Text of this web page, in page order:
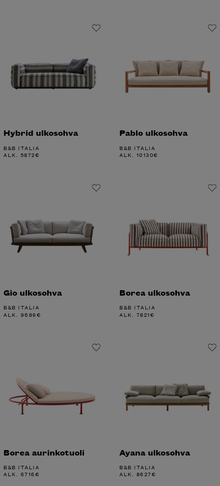
Hybrid ulkosohva
B&B ITALIA
ALK. 5872€
Pablo ulkosohva
B&B ITALIA
ALK. 10130€
Gio ulkosohva
B&B ITALIA
ALK. 9689€
Borea ulkosohva
B&B ITALIA
ALK. 7821€
Borea aurinkotuoli
B&B ITALIA
ALK. 6716€
Ayana ulkosohva
B&B ITALIA
ALK. 8627€